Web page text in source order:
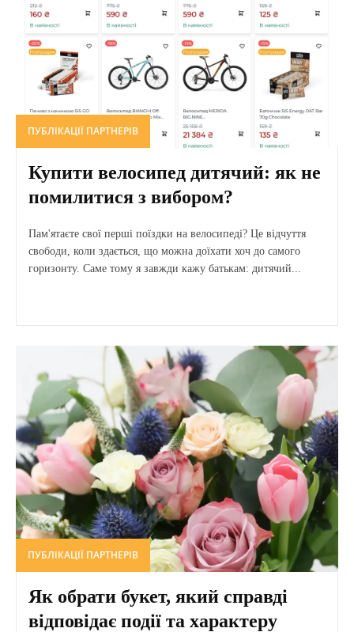
ПУБЛІКАЦІЇ ПАРТНЕРІВ
Купити велосипед дитячий: як не
помилитися з вибором?
Пам'ятаєте свої перші поїздки на велосипеді? Це відчуття
свободи, коли здається, що можна доїхати хоч до самого
горизонту. Саме тому я завжди кажу батькам: дитячий...
ПУБЛІКАЦІЇ ПАРТНЕРІВ
Як обрати букет, який справді
відповідає події та характеру